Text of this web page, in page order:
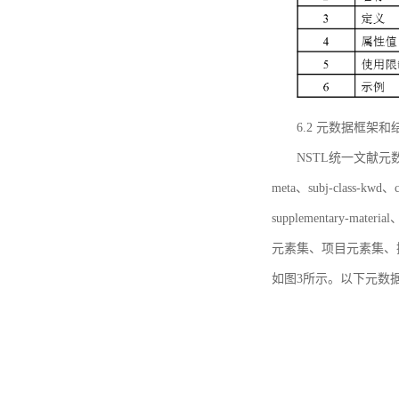
6.2 元数据框架和
NSTL统一文献元
meta、subj-class-kwd
supplementary-
元素集、项目元素集
如图3所示。以下元数